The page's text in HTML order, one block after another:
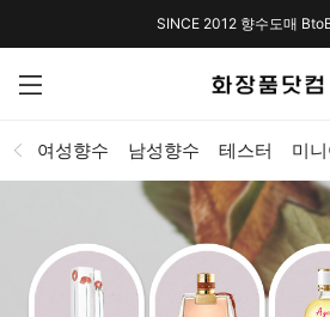
SINCE 2012 향수도매
여성향수 남성향수 테스터 미